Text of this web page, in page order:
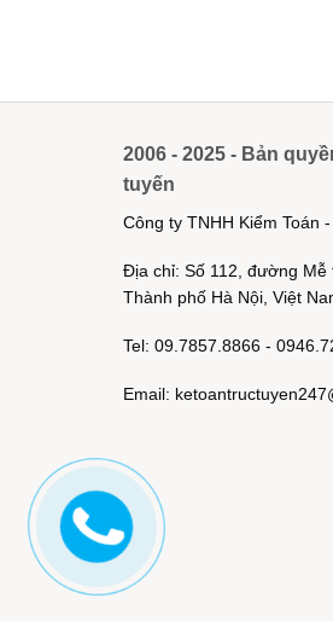
2006 - 2025 - Bản
tuyến
Công ty TNHH Kiểm Toán
Địa chỉ: Số 112, đường Mễ
Thành phố Hà Nội, Việt
Tel: 09.7857.8866 -
Email: